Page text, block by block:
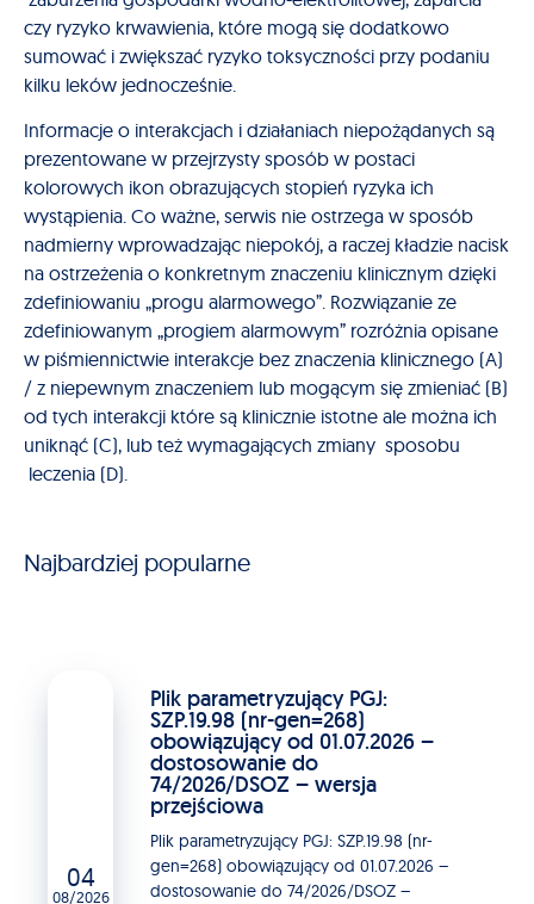
czy ryzyko krwawienia, które mogą się dodatkowo
sumować i zwiększać ryzyko toksyczności przy podaniu
kilku leków jednocześnie.
Informacje o interakcjach i działaniach niepożądanych są
prezentowane w przejrzysty sposób w postaci
kolorowych ikon obrazujących stopień ryzyka ich
wystąpienia. Co ważne, serwis nie ostrzega w sposób
nadmierny wprowadzając niepokój, a raczej kładzie nacisk
na ostrzeżenia o konkretnym znaczeniu klinicznym dzięki
zdefiniowaniu „progu alarmowego”. Rozwiązanie ze
zdefiniowanym „progiem alarmowym” rozróżnia opisane
w piśmiennictwie interakcje bez znaczenia klinicznego (A)
/ z niepewnym znaczeniem lub mogącym się zmieniać (B)
od tych interakcji które są klinicznie istotne ale można ich
uniknąć (C), lub też wymagających zmiany sposobu
leczenia (D).
Najbardziej popularne
04
08/2026
Plik parametryzujący PGJ:
SZP.19.98 (nr-gen=268)
obowiązujący od 01.07.2026 –
dostosowanie do
74/2026/DSOZ – wersja
przejściowa
Plik parametryzujący PGJ: SZP.19.98 (nr-
gen=268) obowiązujący od 01.07.2026 –
dostosowanie do 74/2026/DSOZ –